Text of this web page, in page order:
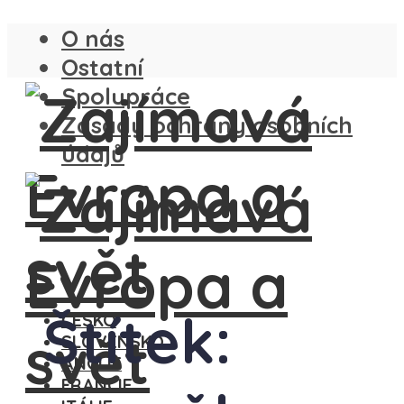
O nás
Ostatní
Spolupráce
Zásady ochrany osobních
údajů
ČESKO
SLOVENSKO
ANGLIE
FRANCIE
Štítek: